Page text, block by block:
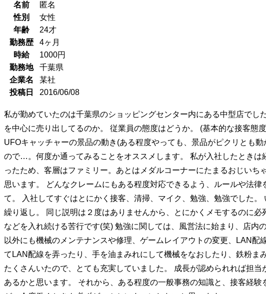
名前
匿名
性別
女性
年齢
24才
勤務歴
4ヶ月
時給
1000円
勤務地
千葉県
企業名
某社
投稿日
2016/06/08
私が勤めていたのは千葉県のショッピングセンター内にある中型店で
を中心に売り出してるのか。 従業員の態度はどうか。 (基本的な接客態
UFOキャッチャーの景品の動き(ある程度やっても、景品がピクリとも
ので…。何度か通ってみることをオススメします。 私が入社したとき
ったため、客層はファミリー。あとはメダルコーナーにたまるおじい
思います。 どんなクレームにもある程度対応できるよう、ルールや法
て。 入社してすぐはとにかく接客、清掃、マイク、勉強、勉強でした
繰り返し。 同じ説明は２度はありませんから、とにかくメモするのに
などを入れ続ける苦行です(笑) 勉強に関しては、風営法に始まり、店
以外にも機械のメンテナンスや修理、ゲームレイアウトの変更、LAN
てLAN配線を弄ったり、手を油まみれにして機械をなおしたり、鉄粉
たくさんいたので、とても充実していました。 成長が認められれば担
あるかと思います。 それから、ある程度の一般事務の知識と、接客経